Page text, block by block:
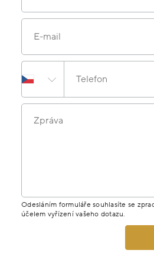
E-mail
Telefon
Zpráva
Odesláním formuláře souhlasíte se
účelem vyřízení vašeho dotazu.